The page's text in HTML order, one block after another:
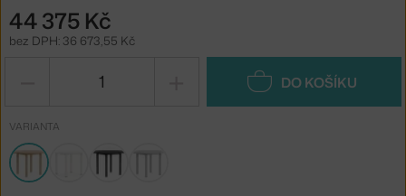
44 375 Kč
bez DPH: 36 673,55 Kč
DO KOŠÍKU
VARIANTA